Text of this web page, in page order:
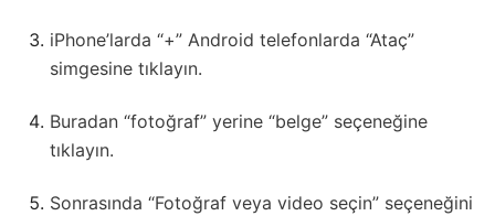
iPhone’larda “+” Android telefonlarda “Ataç”
simgesine tıklayın.
Buradan “fotoğraf” yerine “belge” seçeneğine
tıklayın.
Sonrasında “Fotoğraf veya video seçin” seçeneğini